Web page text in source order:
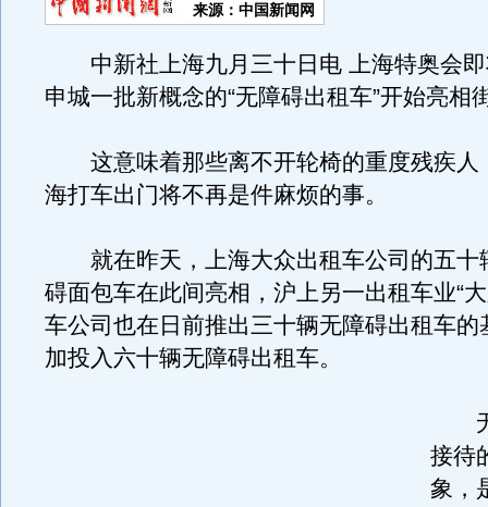
来源：中国新闻网
中新社上海九月三十日电 上海特奥会即
申城一批新概念的“无障碍出租车”开始亮相
这意味着那些离不开轮椅的重度残疾人
海打车出门将不再是件麻烦的事。
就在昨天，上海大众出租车公司的五十
碍面包车在此间亮相，沪上另一出租车业“
车公司也在日前推出三十辆无障碍出租车的
加投入六十辆无障碍出租车。
无
接待
象，